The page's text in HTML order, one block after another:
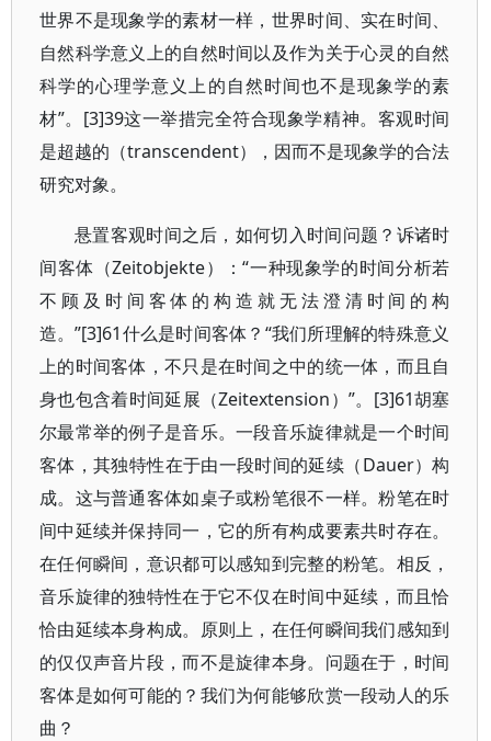
世界不是现象学的素材一样，世界时间、实在时间、
自然科学意义上的自然时间以及作为关于心灵的自然
科学的心理学意义上的自然时间也不是现象学的素
材”。[3]39这一举措完全符合现象学精神。客观时间
是超越的（transcendent），因而不是现象学的合法
研究对象。
悬置客观时间之后，如何切入时间问题？诉诸时
间客体（Zeitobjekte）：“一种现象学的时间分析若
不顾及时间客体的构造就无法澄清时间的构
造。”[3]61什么是时间客体？“我们所理解的特殊意义
上的时间客体，不只是在时间之中的统一体，而且自
身也包含着时间延展（Zeitextension）”。[3]61胡塞
尔最常举的例子是音乐。一段音乐旋律就是一个时间
客体，其独特性在于由一段时间的延续（Dauer）构
成。这与普通客体如桌子或粉笔很不一样。粉笔在时
间中延续并保持同一，它的所有构成要素共时存在。
在任何瞬间，意识都可以感知到完整的粉笔。相反，
音乐旋律的独特性在于它不仅在时间中延续，而且恰
恰由延续本身构成。原则上，在任何瞬间我们感知到
的仅仅声音片段，而不是旋律本身。问题在于，时间
客体是如何可能的？我们为何能够欣赏一段动人的乐
曲？